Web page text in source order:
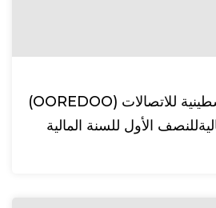
موبايل الوطنية الفلسطينية للاتصالات (OOREDOO)
الأول للسنة المالية